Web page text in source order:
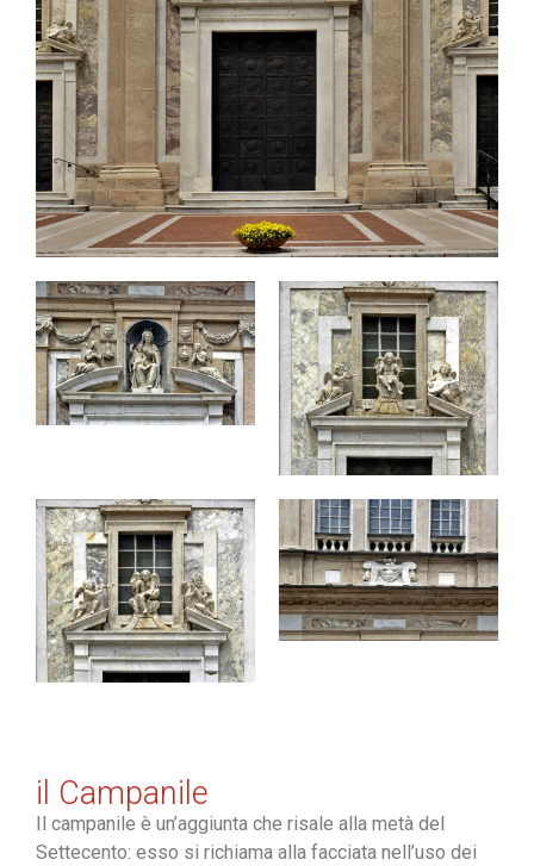
il Campanile
Il campanile è un’aggiunta che risale alla metà del
Settecento: esso si richiama alla facciata nell’uso dei